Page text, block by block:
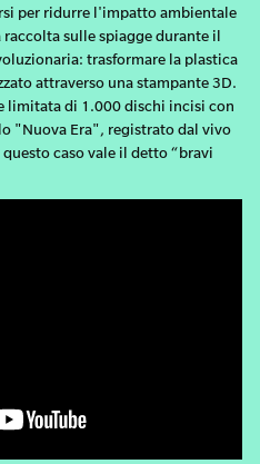
per ridurre l'impatto ambientale
sulle spiagge durante il
trasformare la plastica
attraverso una stampante 3D.
limitata di 1.000 dischi incisi con
"Nuova Era", registrato dal vivo
caso vale il detto “bravi